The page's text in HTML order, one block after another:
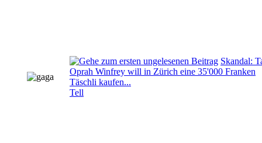
Skandal:
Oprah Winfrey will in Zürich eine 35'000 Franken
Täschli kaufen...
Tell